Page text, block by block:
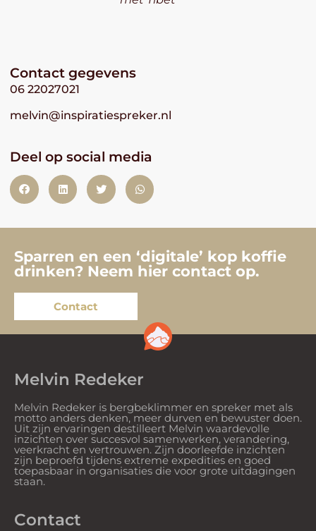
Contact gegevens
06 22027021
melvin@inspiratiespreker.nl
Deel op social media
Sparren en een ‘digitale’ kop koffie
drinken? Neem hier contact op.
Contact
Melvin Redeker
Melvin Redeker is bergbeklimmer en spreker met als
motto anders denken, meer durven en bewuster doen.
Uit zijn ervaringen destilleert Melvin waardevolle
inzichten over succesvol samenwerken, verandering,
veerkracht en vertrouwen. Zijn doorleefde inzichten
zijn beproefd tijdens extreme expedities en goed
toepasbaar in organisaties die voor grote uitdagingen
staan.
Contact